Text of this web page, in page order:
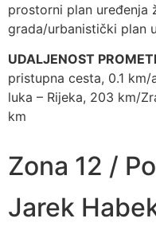
prostorni plan uređenja
grada/urbanistički plan
UDALJENOST
pristupna cesta, 0.1
luka – Rijeka, 203 km/
km
Zona 12 /
Jarek